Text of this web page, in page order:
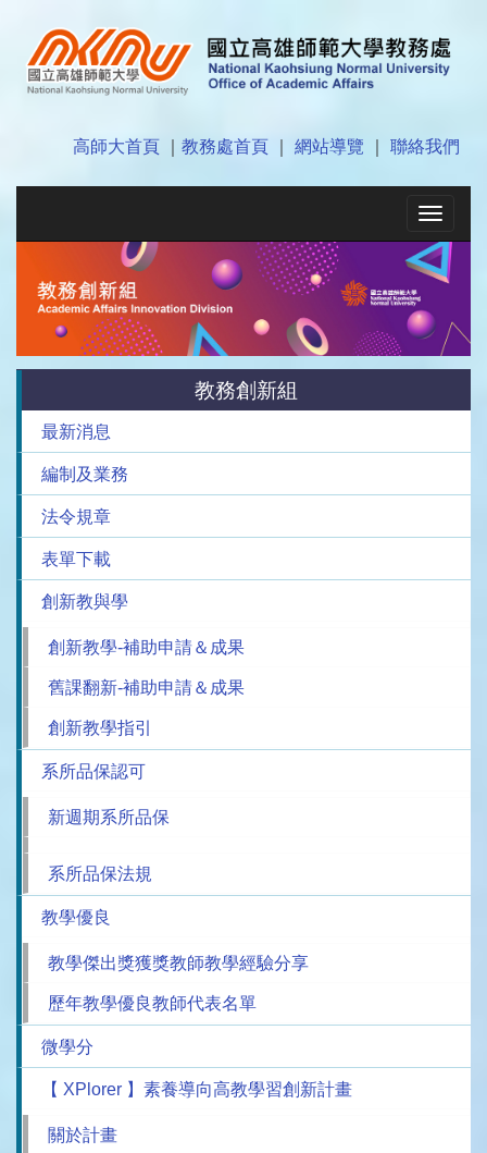
高師大首頁 教務處首頁 網站導覽 聯絡我們
Toggle
教務創新組
最新消息
編制及業務
法令規章
表單下載
創新教與學
創新教學-補助申請＆成果
舊課翻新-補助申請＆成果
創新教學指引
系所品保認可
新週期系所品保
系所品保法規
教學優良
教學傑出獎獲獎教師教學經驗分享
歷年教學優良教師代表名單
微學分
【 XPlorer 】素養導向高教學習創新計畫
關於計畫